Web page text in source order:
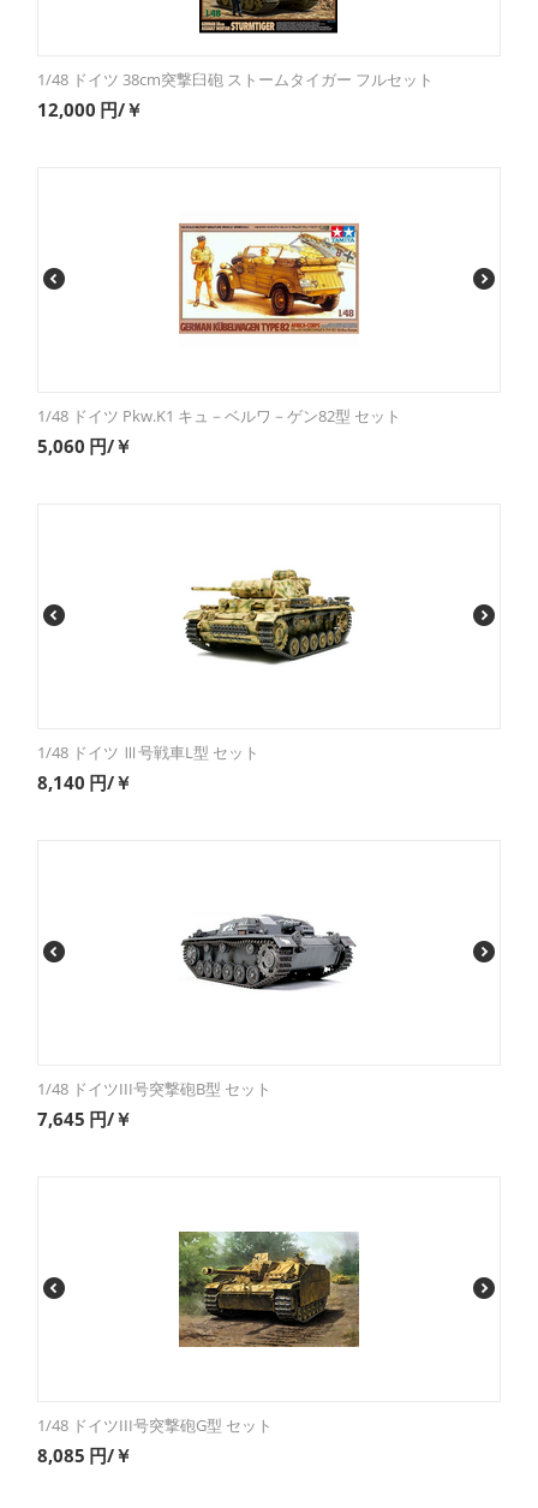
1/48 ドイツ 38cm突撃臼砲 ストームタイガー フルセット
12,000 円/￥
1/48 ドイツ Pkw.K1 キュ－ベルワ－ゲン82型 セット
5,060 円/￥
1/48 ドイツ Ⅲ号戦車L型 セット
8,140 円/￥
1/48 ドイツIII号突撃砲B型 セット
7,645 円/￥
1/48 ドイツIII号突撃砲G型 セット
8,085 円/￥